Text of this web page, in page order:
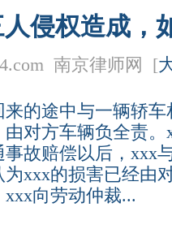
侵权造成，
南京律师网 [
的途中与一辆轿
对方车辆负全责
故赔偿以后，xxx
xxx的损害已经由
向劳动仲裁...